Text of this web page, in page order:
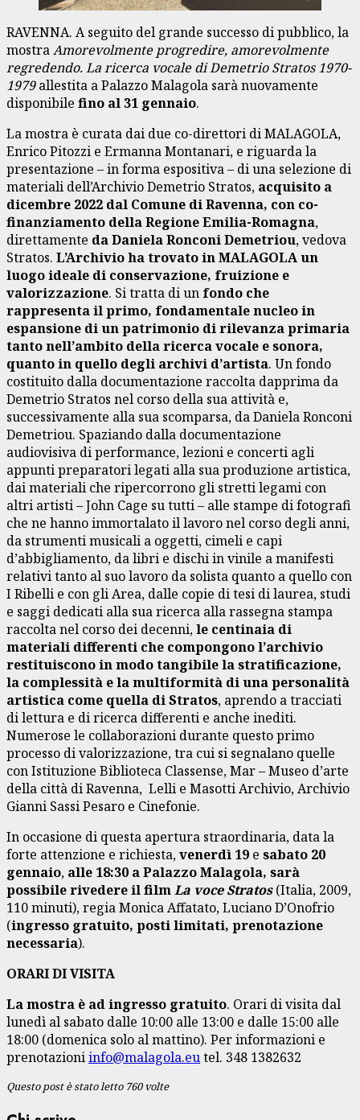
RAVENNA. A seguito del grande successo di pubblico, la
mostraAmorevolmente progredire, amorevolmente
regredendo. La ricerca vocale di Demetrio Stratos 1970-
1979allestita a Palazzo Malagola sarà nuovamente
disponibile fino al 31 gennaio.
La mostra è curata dai due co-direttori di MALAGOLA,
Enrico Pitozzi e Ermanna Montanari, e riguarda la
presentazione – in forma espositiva – di una selezione di
materiali dell’Archivio Demetrio Stratos, acquisito a
dicembre 2022 dal Comune di Ravenna, con co-
finanziamento della Regione Emilia-Romagna,
direttamente da Daniela Ronconi Demetriou,vedova
Stratos. L’Archivioha trovato in MALAGOLA un
luogo ideale di conservazione, fruizione e
valorizzazione. Si tratta di un fondo che
rappresenta il primo, fondamentale nucleo in
espansione di un patrimonio di rilevanza primaria
tanto nell’ambito della ricerca vocale e sonora,
quanto in quello degli archivi d’artista. Un fondo
costituito dalla documentazione raccolta dapprima da
Demetrio Stratos nel corso della sua attività e,
successivamente alla sua scomparsa, da Daniela Ronconi
Demetriou. Spaziando dalla documentazione
audiovisiva di performance, lezioni e concerti agli
appunti preparatori legati alla sua produzione artistica,
dai materiali che ripercorrono gli stretti legami con
altri artisti – John Cage su tutti – alle stampe di fotografi
che ne hanno immortalato il lavoro nel corso degli anni,
da strumenti musicali a oggetti, cimeli e capi
d’abbigliamento, da libri e dischi in vinile a manifesti
relativi tanto al suo lavoro da solista quanto a quello con
I Ribelli e con gli Area, dalle copie di tesi di laurea, studi
e saggi dedicati alla sua ricerca alla rassegna stampa
raccolta nel corso dei decenni,le centinaia di
materiali differenti che compongono l’archivio
restituiscono in modo tangibile la stratificazione,
la complessità e la multiformità di una personalità
artistica come quella di Stratos, aprendo a tracciati
di lettura e di ricerca differenti e anche inediti.
Numerose le collaborazioni durante questo primo
processo di valorizzazione, tra cui si segnalano quelle
con Istituzione Biblioteca Classense, Mar – Museo d’arte
della città di Ravenna, Lelli e Masotti Archivio, Archivio
Gianni Sassi Pesaro e Cinefonie.
In occasione di questa apertura straordinaria, data la
forte attenzione e richiesta,venerdì 19 e sabato 20
gennaio, alle 18:30 a Palazzo Malagola, sarà
possibile rivedere il filmLa voce Stratos(Italia, 2009,
110 minuti), regia Monica Affatato, Luciano D’Onofrio
(ingresso gratuito, posti limitati, prenotazione
necessaria).
ORARI DI VISITA
La mostra è ad ingresso gratuito. Orari di visita dal
lunedì al sabato dalle 10:00 alle 13:00 e dalle 15:00 alle
18:00 (domenica solo al mattino). Per informazioni e
prenotazioniinfo@malagola.eutel. 348 1382632
Questo post è stato letto 760 volte